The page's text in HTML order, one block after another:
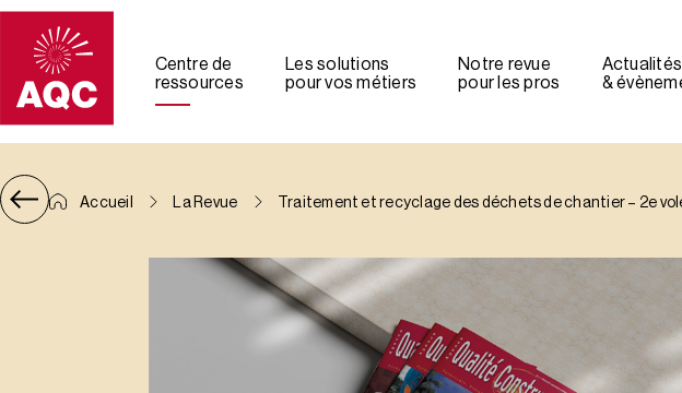
Panneau de gestion des cookies
Centre de
ressources
Les solutions
pour vos métiers
Notre revue
pour les pros
Actualités
&
Accueil La Revue Traitement et recyclage des déchets de chantier – 2e